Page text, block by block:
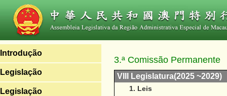
Introdução
Legislação
Legislação
3.ª Comissão Permanente
VIII Legislatura(2025 ~2029)
Leis